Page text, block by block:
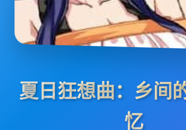
夏日狂想曲：乡间
忆